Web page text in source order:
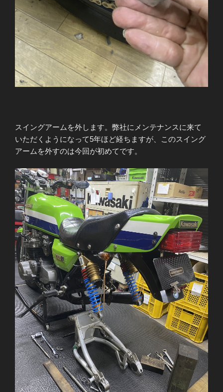
スイングアームを外します。弊社にメンテナンスに来て
いただくようになって5年ほど経ちますが、このスイング
アームを外すのは今回が初めてです。